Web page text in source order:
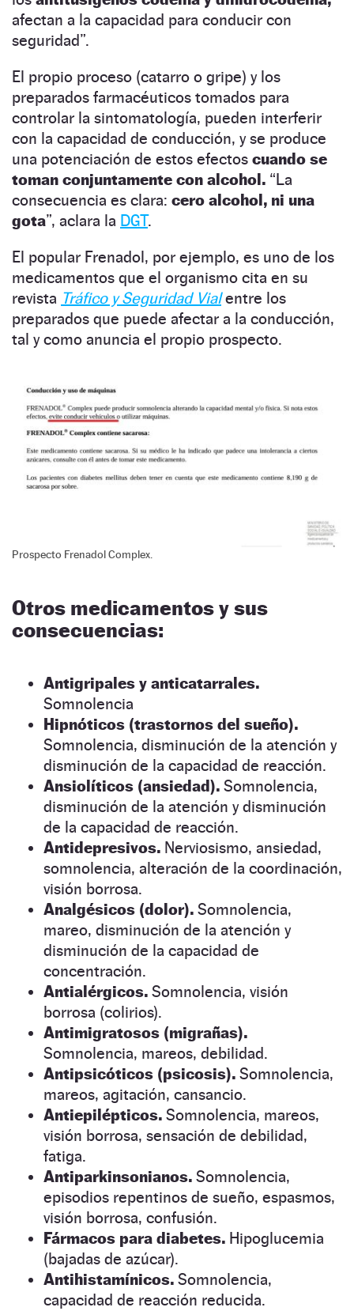
afectan a la capacidad para conducir con
seguridad”.
El propio proceso (catarro o gripe) y los
preparados farmacéuticos tomados para
controlar la sintomatología, pueden interferir
con la capacidad de conducción, y se produce
una potenciación de estos efectos cuando se
toman conjuntamente con alcohol. “La
consecuencia es clara: cero alcohol, ni una
gota”, aclara la DGT.
El popular Frenadol, por ejemplo, es uno de los
medicamentos que el organismo cita en su
revista Tráfico y Seguridad Vialentre los
preparados que puede afectar a la conducción,
tal y como anuncia el propio prospecto.
Prospecto Frenadol Complex.
Otros medicamentos y sus
consecuencias:
Antigripales y anticatarrales.
Somnolencia
Hipnóticos (trastornos del sueño).
Somnolencia, disminución de la atención y
disminución de la capacidad de reacción.
Ansiolíticos (ansiedad). Somnolencia,
disminución de la atención y disminución
de la capacidad de reacción.
Antidepresivos. Nerviosismo, ansiedad,
somnolencia, alteración de la coordinación,
visión borrosa.
Analgésicos (dolor). Somnolencia,
mareo, disminución de la atención y
disminución de la capacidad de
concentración.
Antialérgicos. Somnolencia, visión
borrosa (colirios).
Antimigratosos (migrañas).
Somnolencia, mareos, debilidad.
Antipsicóticos (psicosis). Somnolencia,
mareos, agitación, cansancio.
Antiepilépticos. Somnolencia, mareos,
visión borrosa, sensación de debilidad,
fatiga.
Antiparkinsonianos. Somnolencia,
episodios repentinos de sueño, espasmos,
visión borrosa, confusión.
Fármacos para diabetes. Hipoglucemia
(bajadas de azúcar).
Antihistamínicos. Somnolencia,
capacidad de reacción reducida.